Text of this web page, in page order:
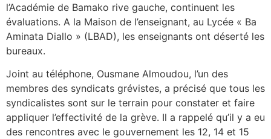
l’Académie de Bamako rive gauche, continuent les
évaluations. A la Maison de l’enseignant, au Lycée « Ba
Aminata Diallo » (LBAD), les enseignants ont déserté les
bureaux.
Joint au téléphone, Ousmane Almoudou, l’un des
membres des syndicats grévistes, a précisé que tous les
syndicalistes sont sur le terrain pour constater et faire
appliquer l’effectivité de la grève. Il a rappelé qu’il y a eu
des rencontres avec le gouvernement les 12, 14 et 15